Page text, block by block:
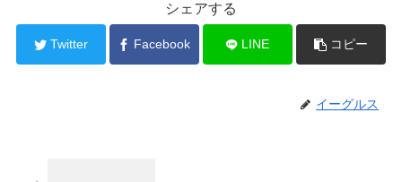
シェアする
Twitter Facebook LINE コピー
イーグルス